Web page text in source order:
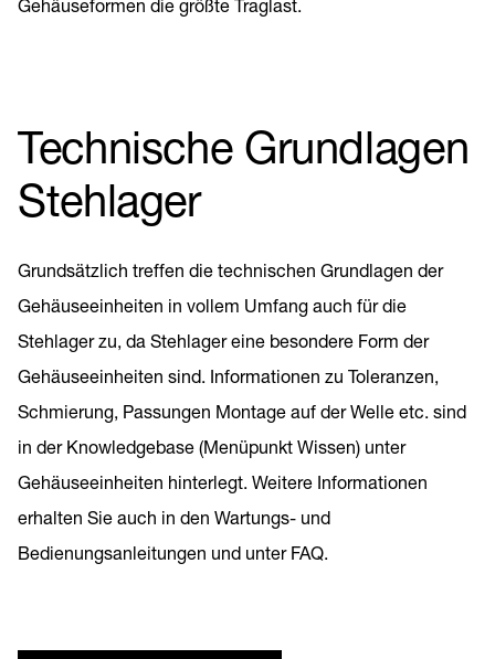
Gehäuseformen die größte Traglast.
Technische Grundlagen
Stehlager
Grundsätzlich treffen die technischen Grundlagen der
Gehäuseeinheiten in vollem Umfang auch für die
Stehlager zu, da Stehlager eine besondere Form der
Gehäuseeinheiten sind. Informationen zu Toleranzen,
Schmierung, Passungen Montage auf der Welle etc. sind
in der Knowledgebase (Menüpunkt Wissen) unter
Gehäuseeinheiten hinterlegt. Weitere Informationen
erhalten Sie auch in den Wartungs- und
Bedienungsanleitungen und unter FAQ.